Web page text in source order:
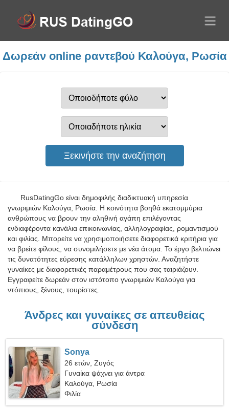
Δωρεάν online ραντεβού Καλούγα, Ρωσία
RusDatingGo είναι δημοφιλής διαδικτυακή υπηρεσία
γνωριμιών Καλούγα, Ρωσία. Η κοινότητα βοηθά εκατομμύρια
ανθρώπους να βρουν την αληθινή αγάπη επιλέγοντας
ενδιαφέροντα κανάλια επικοινωνίας, αλληλογραφίας, ρομαντισμού
και φιλίας. Μπορείτε να χρησιμοποιήσετε διαφορετικά κριτήρια για
να βρείτε φίλους, να συνομιλήσετε με νέα άτομα. Το έργο βελτιώνει
τις δυνατότητες εύρεσης κατάλληλων χρηστών. Αναζητήστε
γυναίκες με διαφορετικές παραμέτρους που σας ταιριάζουν.
Εγγραφείτε δωρεάν στον ιστότοπο γνωριμιών Καλούγα για
ντόπιους, ξένους, τουρίστες.
Άνδρες και γυναίκες σε απευθείας
σύνδεση
Sonya
26 ετών, Ζυγός
Γυναίκα ψάχνει για άντρα
Καλούγα, Ρωσία
Φιλία